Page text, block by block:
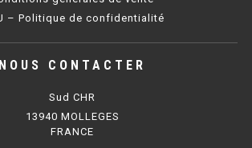
650 GAZ
700 GAZ
900 GAZ
600 ÉLECTRIQUE
– Politique de confidentialité
NOUS CONTACTER
Sud CHR
13940 MOLLEGES
FRANCE